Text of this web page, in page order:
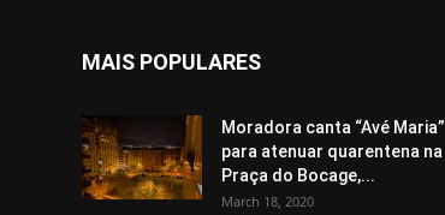
MAIS POPULARES
Moradora canta “Avé Maria”
para atenuar quarentena na
Praça do Bocage,...
March 18, 2020